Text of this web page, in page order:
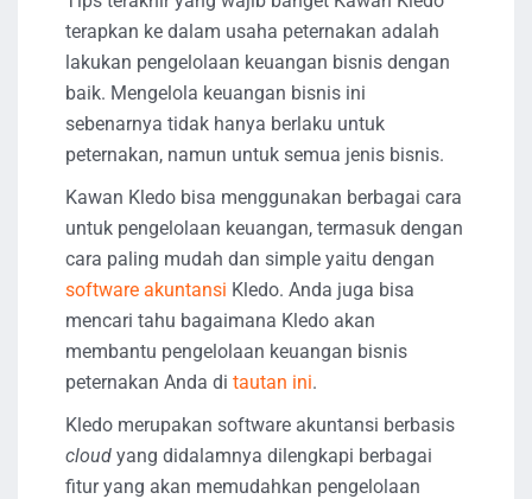
terapkan ke dalam usaha peternakan adalah
lakukan pengelolaan keuangan bisnis dengan
baik. Mengelola keuangan bisnis ini
sebenarnya tidak hanya berlaku untuk
peternakan, namun untuk semua jenis bisnis.
Kawan Kledo bisa menggunakan berbagai cara
untuk pengelolaan keuangan, termasuk dengan
cara paling mudah dan simple yaitu dengan
software akuntansi Kledo. Anda juga bisa
mencari tahu bagaimana Kledo akan
membantu pengelolaan keuangan bisnis
peternakan Anda di tautan ini.
Kledo merupakan software akuntansi berbasis
cloud yang didalamnya dilengkapi berbagai
fitur yang akan memudahkan pengelolaan